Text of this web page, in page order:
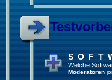
Welche
Moderatoren